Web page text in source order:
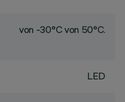
von -30°C von 50°C.
LED